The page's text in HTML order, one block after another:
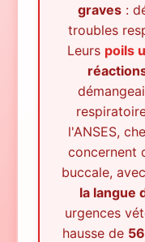
graves :
troubles
Leurs poils
l'ANSES,
concernent
buccale,
la langue
urgences
hausse de